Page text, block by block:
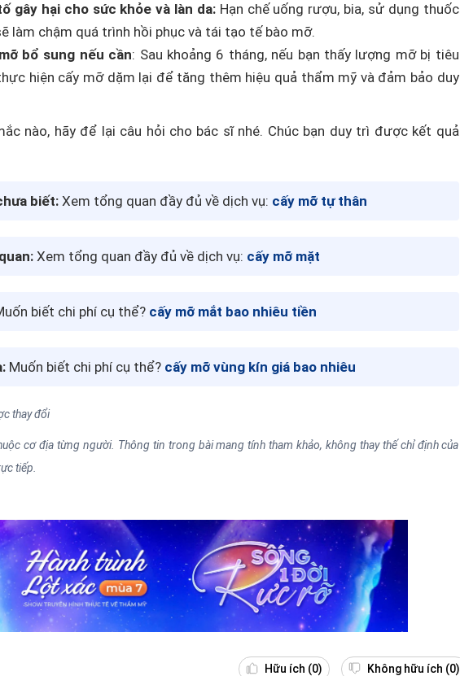
gây hại cho sức khỏe và làn da:Hạn chế uống rượu, bia, sử dụng thuốc
làm chậm quá trình hồi phục và tái tạo tế bào mỡ.
bổ sung nếu cần: Sau khoảng 6 tháng, nếu bạn thấy lượng mỡ bị tiêu
hiện cấy mỡ dặm lại để tăng thêm hiệu quả thẩm mỹ và đảm bảo duy
nào, hãy để lại câu hỏi cho bác sĩ nhé. Chúc bạn duy trì được kết quả
biết: Xem tổng quan đầy đủ về dịch vụ: cấy mỡ tự thân
Xem tổng quan đầy đủ về dịch vụ: cấy mỡ mặt
biết chi phí cụ thể? cấy mỡ mắt bao nhiêu tiền
Muốn biết chi phí cụ thể? cấy mỡ vùng kín giá bao nhiêu
thay đổi
cơ địa từng người. Thông tin trong bài mang tính tham khảo, không thay thế chỉ định của
tiếp.
Hữu ích (0) Không hữu ích (0)